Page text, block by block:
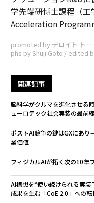
学先端研博士課程（
Acceleration
promoted by デロイト ト
phs by Shuji Goto / edited
関連記事
脳科学がクルマを進化させる
ューロテック社会実装の最前
ポストAI競争の鍵はGXにあ
業価値
フィジカルAIが拓く次の10年
AI構想を“使い続けられる実装
成果を生む「CoE 2.0」への転